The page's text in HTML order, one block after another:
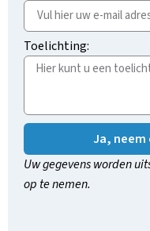
Toelichting:
Ja,
Uw gegevens worden
op te nemen.